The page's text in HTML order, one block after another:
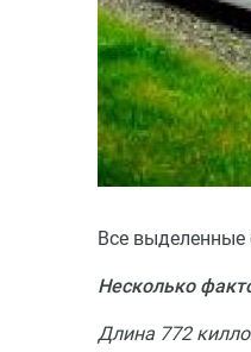
Все выделенные
Несколько
Длина 772